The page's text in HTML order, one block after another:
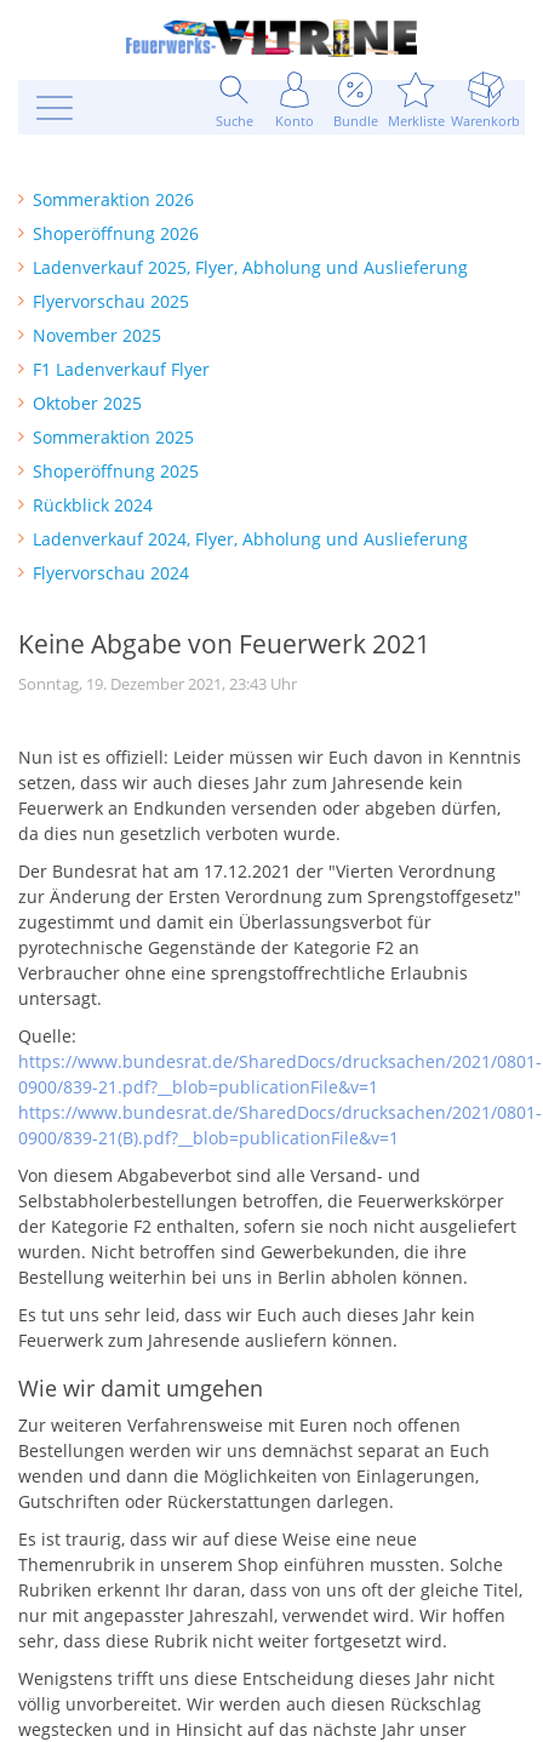
Suche Konto Bundle Merkliste Warenkorb
Sommeraktion 2026
Shoperöffnung 2026
Ladenverkauf 2025, Flyer, Abholung und Auslieferung
Flyervorschau 2025
November 2025
F1 Ladenverkauf Flyer
Oktober 2025
Sommeraktion 2025
Shoperöffnung 2025
Rückblick 2024
Ladenverkauf 2024, Flyer, Abholung und Auslieferung
Flyervorschau 2024
Keine Abgabe von Feuerwerk 2021
Sonntag, 19. Dezember 2021, 23:43 Uhr
Nun ist es offiziell: Leider müssen wir Euch davon in Kenntnis
setzen, dass wir auch dieses Jahr zum Jahresende kein
Feuerwerk an Endkunden versenden oder abgeben dürfen,
da dies nun gesetzlich verboten wurde.
Der Bundesrat hat am 17.12.2021 der "Vierten Verordnung
zur Änderung der Ersten Verordnung zum Sprengstoffgesetz"
zugestimmt und damit ein Überlassungsverbot für
pyrotechnische Gegenstände der Kategorie F2 an
Verbraucher ohne eine sprengstoffrechtliche Erlaubnis
untersagt.
Quelle:
https://www.bundesrat.de/SharedDocs/drucksachen/2021/0801-
0900/839-21.pdf?__blob=publicationFile&v=1
https://www.bundesrat.de/SharedDocs/drucksachen/2021/0801-
0900/839-21(B).pdf?__blob=publicationFile&v=1
Von diesem Abgabeverbot sind alle Versand- und
Selbstabholerbestellungen betroffen, die Feuerwerkskörper
der Kategorie F2 enthalten, sofern sie noch nicht ausgeliefert
wurden. Nicht betroffen sind Gewerbekunden, die ihre
Bestellung weiterhin bei uns in Berlin abholen können.
Es tut uns sehr leid, dass wir Euch auch dieses Jahr kein
Feuerwerk zum Jahresende ausliefern können.
Wie wir damit umgehen
Zur weiteren Verfahrensweise mit Euren noch offenen
Bestellungen werden wir uns demnächst separat an Euch
wenden und dann die Möglichkeiten von Einlagerungen,
Gutschriften oder Rückerstattungen darlegen.
Es ist traurig, dass wir auf diese Weise eine neue
Themenrubrik in unserem Shop einführen mussten. Solche
Rubriken erkennt Ihr daran, dass von uns oft der gleiche Titel,
nur mit angepasster Jahreszahl, verwendet wird. Wir hoffen
sehr, dass diese Rubrik nicht weiter fortgesetzt wird.
Wenigstens trifft uns diese Entscheidung dieses Jahr nicht
völlig unvorbereitet. Wir werden auch diesen Rückschlag
wegstecken und in Hinsicht auf das nächste Jahr unser